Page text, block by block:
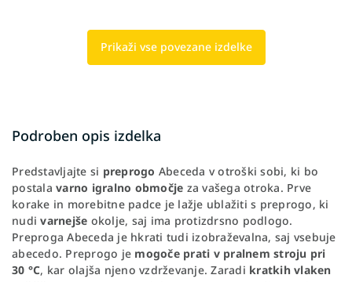
Prikaži vse povezane izdelke
Podroben opis izdelka
Predstavljajte si preprogo Abeceda v otroški sobi, ki bo
postala varno igralno območje za vašega otroka. Prve
korake in morebitne padce je lažje ublažiti s preprogo, ki
nudivarnejše okolje, saj ima protizdrsno podlogo.
Preproga Abeceda je hkrati tudi izobraževalna, saj vsebuje
abecedo. Preprogo je mogoče prati v pralnem stroju pri
30 °C, kar olajša njeno vzdrževanje. Zaradi kratkih vlaken